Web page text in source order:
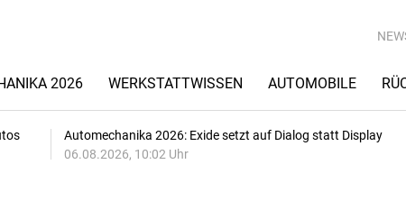
2026 WERKSTATTWISSEN AUTOMOBILE
Automechanika 2026: Exide setzt auf Dialog statt Display
06.08.2026, 10:02 Uhr